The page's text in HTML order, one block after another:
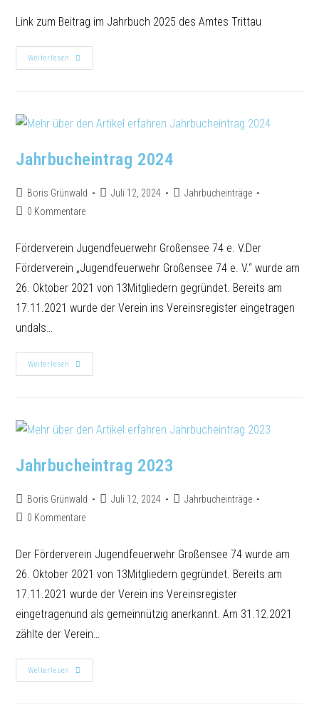
Link zum Beitrag im Jahrbuch 2025 des Amtes Trittau
Weiterlesen
Jahrbucheintrag 2024
Boris Grünwald Juli 12, 2024
Jahrbucheinträge
0 Kommentare
Förderverein Jugendfeuerwehr Großensee 74 e. V.Der
Förderverein „Jugendfeuerwehr Großensee 74 e. V.“ wurde am
26. Oktober 2021 von 13Mitgliedern gegründet. Bereits am
17.11.2021 wurde der Verein ins Vereinsregister eingetragen
undals…
Weiterlesen
Jahrbucheintrag 2023
Boris Grünwald Juli 12, 2024
Jahrbucheinträge
0 Kommentare
Der Förderverein Jugendfeuerwehr Großensee 74 wurde am
26. Oktober 2021 von 13Mitgliedern gegründet. Bereits am
17.11.2021 wurde der Verein ins Vereinsregister
eingetragenund als gemeinnützig anerkannt. Am 31.12.2021
zählte der Verein…
Weiterlesen